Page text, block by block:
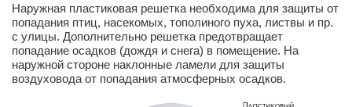
Наружная пластиковая решетка необходима для защиты от
попадания птиц, насекомых, тополиного пуха, листвы и пр.
с улицы. Дополнительно решетка предотвращает
попадание осадков (дождя и снега) в помещение. На
наружной стороне наклонные ламели для защиты
воздуховода от попадания атмосферных осадков.